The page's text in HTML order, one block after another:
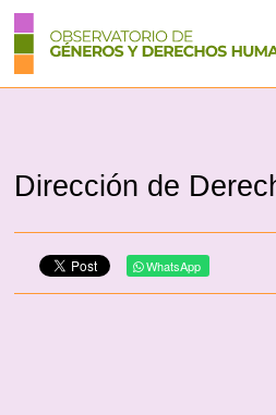
Dirección de
WhatsApp